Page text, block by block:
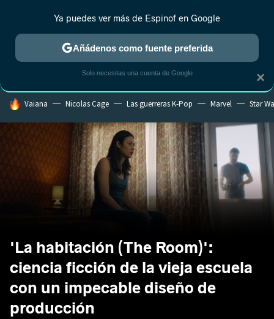
ESTRENOS REALITY ANIME RANKINGS CINE
HOY SE HABLA DE
Vaiana Nicolas Cage Las guerreras K-Pop Marvel Star
'La habitación (The Room)':
ciencia ficción de la vieja escuela
con un impecable diseño de
producción
×
Ya puedes ver más de Espinof en Google
Añádenos como fuente preferida
Solo necesitas una cuenta de Google